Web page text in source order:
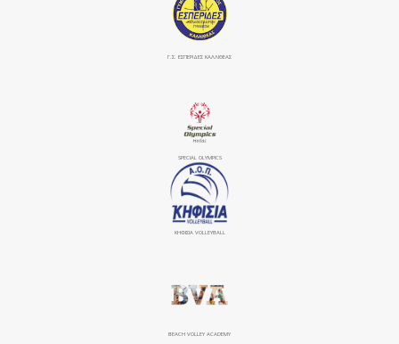
Γ.Σ. ΕΣΠΕΡΙΔΕΣ ΚΑΛΛΙΘΕΑΣ
SPECIAL OLYMPICS
ΚΗΦΙΣΙΆ VOLLEYBALL
BEACH VOLLEY ACADEMY